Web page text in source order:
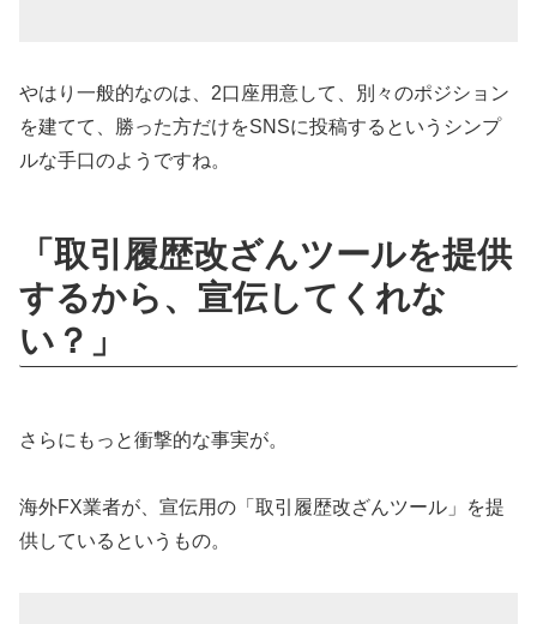
やはり一般的なのは、2口座用意して、別々のポジション
を建てて、勝った方だけをSNSに投稿するというシンプ
ルな手口のようですね。
「取引履歴改ざんツールを提供
するから、宣伝してくれな
い？」
さらにもっと衝撃的な事実が。
海外FX業者が、宣伝用の「取引履歴改ざんツール」を提
供しているというもの。